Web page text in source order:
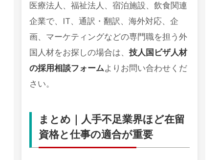
医療法人、福祉法人、宿泊施設、飲食関連
企業で、IT、通訳・翻訳、海外対応、企
画、マーケティングなどの専門職を担う外
国人材をお探しの場合は、 技人国ビザ人材
の採用相談フォームよりお問い合わせくだ
さい。
まとめ｜人手不足業界ほど在留
資格と仕事の適合が重要